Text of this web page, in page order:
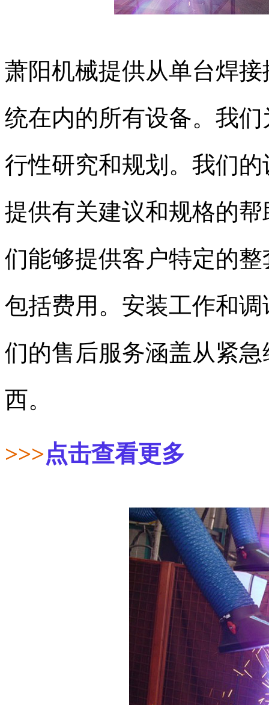
萧阳机械提供从单台焊
统在内的所有设备。我
行性研究和规划。我们
提供有关建议和规格的
们能够提供客户特定的
包括费用。安装工作和
们的售后服务涵盖从紧
西。
>>>点击查看更多